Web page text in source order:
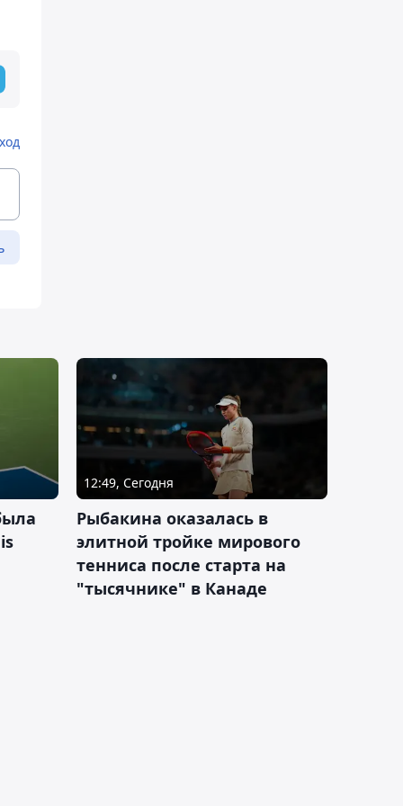
12:49, Сегодня
Рыбакина оказалась в
элитной тройке мирового
тенниса после старта на
"тысячнике" в Канаде